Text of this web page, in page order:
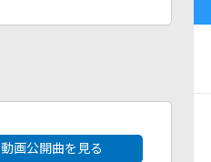
動画公開曲を見る